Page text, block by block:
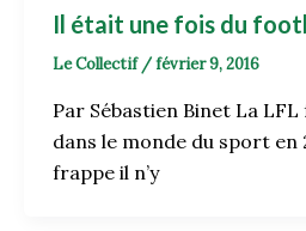
Il était une fois du
Le Collectif /février 9, 2016
Par Sébastien Binet La
dans le monde du sport en
frappe il n’y